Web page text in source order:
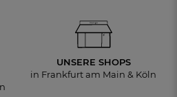
UNSERE SHOPS
in Frankfurt am Main & Köln